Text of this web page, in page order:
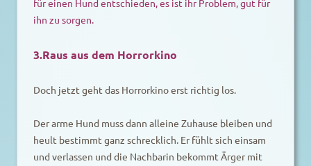
für einen Hund entschieden, es ist ihr Problem, gut für
ihn zu sorgen.
3.Raus aus dem Horrorkino
Doch jetzt geht das Horrorkino erst richtig los.
Der arme Hund muss dann alleine Zuhause bleiben und
heult bestimmt ganz schrecklich. Er fühlt sich einsam
und verlassen und die Nachbarin bekommt Ärger mit